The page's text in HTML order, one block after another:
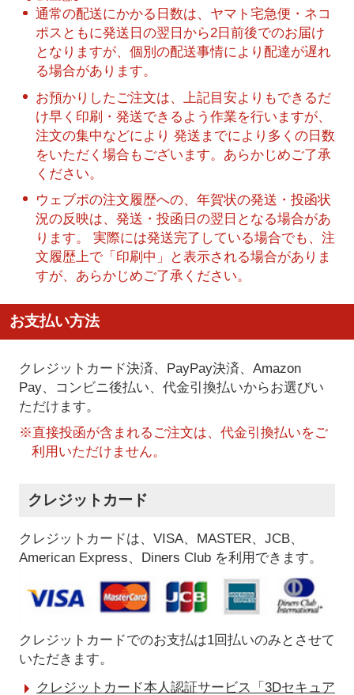
通常の配送にかかる日数は、ヤマト宅急便・ネコ
ポスともに発送日の翌日から2日前後でのお届け
となりますが、個別の配送事情により配達が遅れ
る場合があります。
お預かりしたご注文は、上記目安よりもできるだ
け早く印刷・発送できるよう作業を行いますが、
注文の集中などにより 発送までにより多くの日数
をいただく場合もございます。あらかじめご了承
ください。
ウェブポの注文履歴への、年賀状の発送・投函状
況の反映は、発送・投函日の翌日となる場合があ
ります。 実際には発送完了している場合でも、注
文履歴上で「印刷中」と表示される場合がありま
すが、あらかじめご了承ください。
お支払い方法
クレジットカード決済、PayPay決済、Amazon
Pay、コンビニ後払い、代金引換払いからお選びい
ただけます。
※直接投函が含まれるご注文は、代金引換払いをご
利用いただけません。
クレジットカード
クレジットカードは、VISA、MASTER、JCB、
American Express、Diners Club を利用できます。
クレジットカードでのお支払は1回払いのみとさせて
いただきます。
クレジットカード本人認証サービス「3Dセキュア